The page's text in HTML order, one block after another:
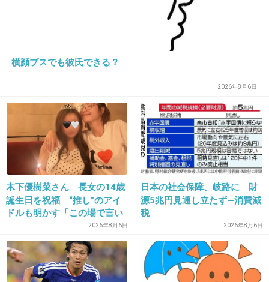
2014/06/03(火) 17:04:16
遺族の方々も一歩前に進めますかね‥。
こういう事件は子を持つ親としては本当に腹立
たしいし、悲しいし何とも言えない気持ちにな
罪を犯した責任をしっかり償わせてほしいで
す。
横顔ブスでも彼氏できる？
2026年8月6日
木下優樹菜さん 長女の14歳
誕生日を祝福 “推し”のアイ
ドルも明かす「この場で言い
2026年8月6日
日本の社会保障、岐路に 財
源5兆円見通し立たず―消費減
税
2026年8月6日